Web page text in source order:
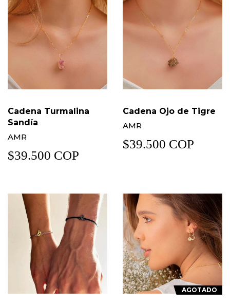
Cadena Turmalina
Sandía
AMR
$39.500 COP
Cadena Ojo de Tigre
AMR
$39.500 COP
AGOTADO